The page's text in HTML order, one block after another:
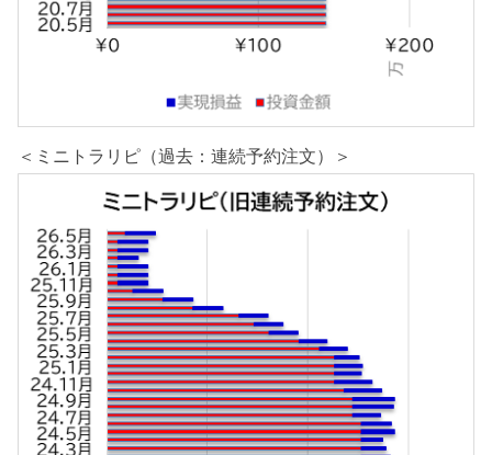
＜ミニトラリピ（過去：連続予約注文）＞